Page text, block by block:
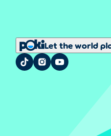
Let the world